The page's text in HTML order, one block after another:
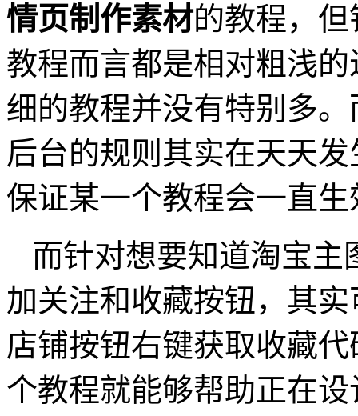
情页制作素材的教程，
教程而言都是相对粗浅
细的教程并没有特别多
后台的规则其实在天天
保证某一个教程会一直
而针对想要知道淘宝主
加关注和收藏按钮，其
店铺按钮右键获取收藏
个教程就能够帮助正在设